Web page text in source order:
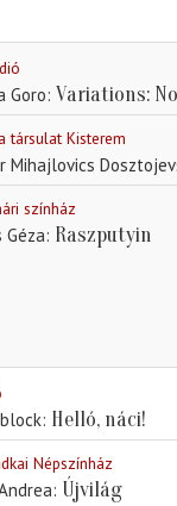
Goro Variations:
társulat Kisterem
Mihajlovics
színház
Géza Raszputyin
Helló, náci!
Népszínház
Újvilág